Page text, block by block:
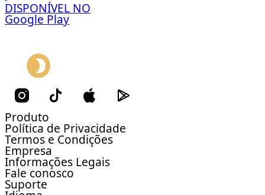
DISPONÍVEL NO
Google Play
Produto
Política de Privacidade
Termos e Condições
Empresa
Informações Legais
Fale conosco
Suporte